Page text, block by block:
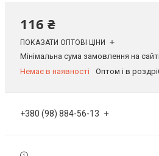
116 ₴
ПОКАЗАТИ ОПТОВІ ЦІНИ
Мінімальна сума замовлення на
Немає в наявності
Оптом і в
+380 (98) 884-56-13